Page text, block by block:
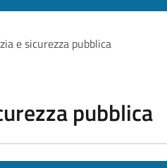
e sicurezza pubblica
pubblica